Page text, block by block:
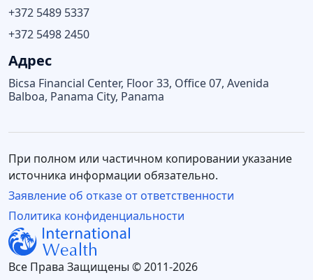
+372 5489 5337
+372 5498 2450
Адрес
Bicsa Financial Center, Floor 33, Office 07, Avenida
Balboa, Panama City, Panama
Все Права Защищены © 2011-2026
Политика конфиденциальности
При полном или частичном копировании указание
источника информации обязательно.
Заявление об отказе от ответственности